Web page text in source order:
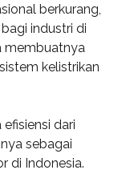
berkurang,
industri di
membuatnya
kelistrikan
dari
sebagai
di Indonesia.